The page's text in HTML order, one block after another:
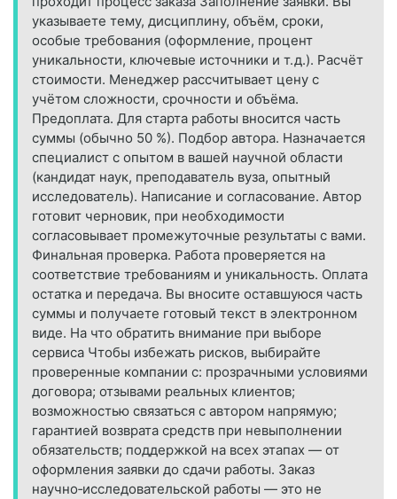
указываете тему, дисциплину, объём, сроки,
особые требования (оформление, процент
уникальности, ключевые источники и т. д.). Расчёт
стоимости. Менеджер рассчитывает цену с
учётом сложности, срочности и объёма.
Предоплата. Для старта работы вносится часть
суммы (обычно 50 %). Подбор автора. Назначается
специалист с опытом в вашей научной области
(кандидат наук, преподаватель вуза, опытный
исследователь). Написание и согласование. Автор
готовит черновик, при необходимости
согласовывает промежуточные результаты с вами.
Финальная проверка. Работа проверяется на
соответствие требованиям и уникальность. Оплата
остатка и передача. Вы вносите оставшуюся часть
суммы и получаете готовый текст в электронном
виде. На что обратить внимание при выборе
сервиса Чтобы избежать рисков, выбирайте
проверенные компании с: прозрачными условиями
договора; отзывами реальных клиентов;
возможностью связаться с автором напрямую;
гарантией возврата средств при невыполнении
обязательств; поддержкой на всех этапах — от
оформления заявки до сдачи работы. Заказ
научно‑исследовательской работы — это не